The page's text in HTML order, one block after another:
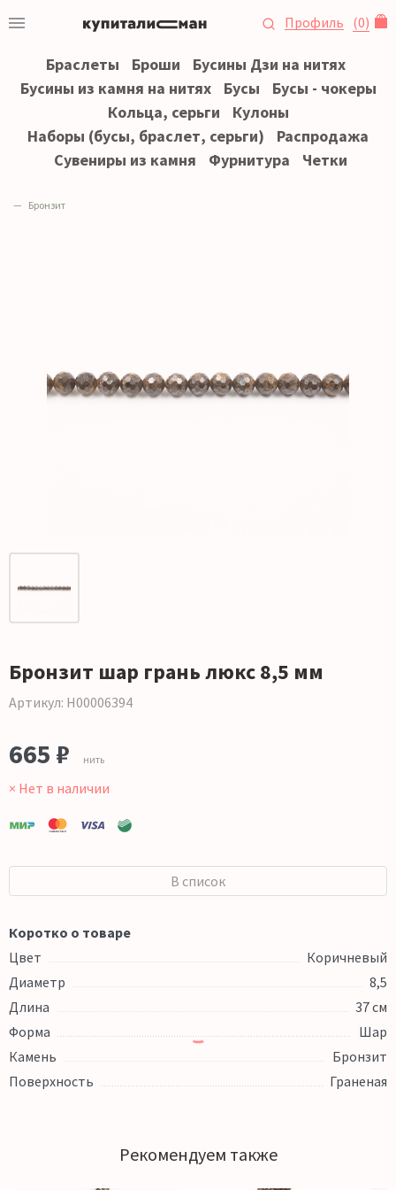
Профиль (0)
Браслеты Броши
Бусины Дзи на нитях
Бусины из камня на нитях
Бусы
Бусы - чокеры
Кольца, серьги
Кулоны
Наборы (бусы, браслет, серьги)
Распродажа
Сувениры из камня
Фурнитура Четки
Бронзит
Бронзит шар грань люкс 8,5 мм
Артикул: Н00006394
665 ₽ нить
× Нет в наличии
В список
Коротко о товаре
Цвет
Коричневый
Диаметр
8,5
Длина
37 см
Форма
Шар
Камень
Бронзит
Поверхность
Граненая
Рекомендуем также